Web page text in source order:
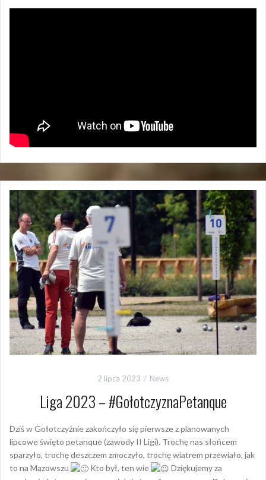
2 lipca 2023 News
Liga 2023 – #GołotczyznaPetanque
Dziś w Gołotczyźnie zakończyło się pierwsze z planowanych
lipcowe święto petanque (zawody II Ligi). Trochę nas słońcem
sparzyło, trochę deszczem zmoczyło, trochę wiatrem przewiało, jak
to na Mazowszu
Kto był, ten wie
Dziękujemy za